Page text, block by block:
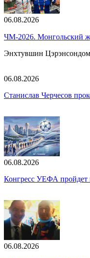
06.08.2026
ЧМ-2026. Монгольский
Энхтувшин Цэрэнсондом
06.08.2026
Станислав Черчесов
06.08.2026
Конгресс УЕФА пройдет
06.08.2026